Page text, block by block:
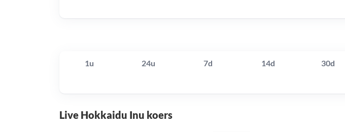
1u 24u 7d 14d 30d
Live Hokkaidu Inu koers